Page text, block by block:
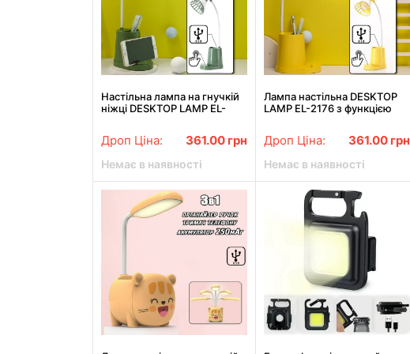
Настільна лампа на гнучкій
ніжці DESKTOP LAMP EL-
Дроп Ціна: 361.00 грн
Немає в наявності
Лампа настільна DESKTOP
LAMP EL-2176 з функцією
Дроп Ціна: 361.00 грн
Немає в наявності